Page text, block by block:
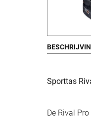
Sporttas
De Rival